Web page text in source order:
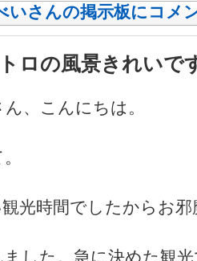
いさんの掲示板にコメ
ロの風景きれいで
、こんにちは。
光時間でしたからお
した。急に決めた観